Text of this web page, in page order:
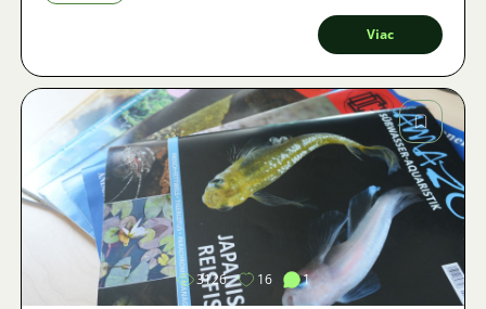
Viac
Obrázok
3126 16 1